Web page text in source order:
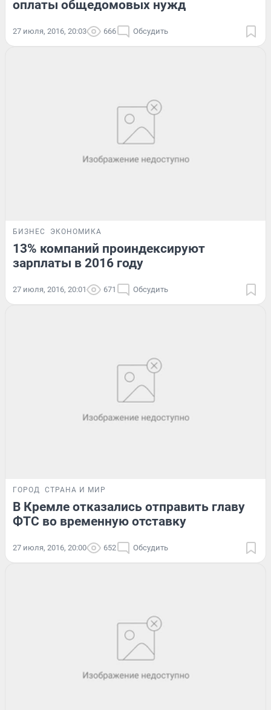
оплаты общедомовых нужд
27 июля, 2016, 20:03 666 Обсудить
БИЗНЕС ЭКОНОМИКА
13% компаний проиндексируют
зарплаты в 2016 году
27 июля, 2016, 20:01 671 Обсудить
ГОРОД СТРАНА И МИР
В Кремле отказались отправить главу
ФТС во временную отставку
27 июля, 2016, 20:00 652 Обсудить